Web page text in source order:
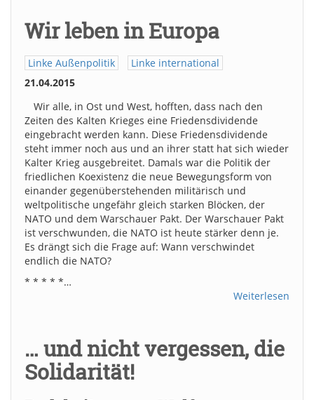
Wir leben in Europa
Linke Außenpolitik
Linke international
21.04.2015
Wir alle, in Ost und West, hofften, dass nach den
Zeiten des Kalten Krieges eine Friedensdividende
eingebracht werden kann. Diese Friedensdividende
steht immer noch aus und an ihrer statt hat sich wieder
Kalter Krieg ausgebreitet. Damals war die Politik der
friedlichen Koexistenz die neue Bewegungsform von
einander gegenüberstehenden militärisch und
weltpolitische ungefähr gleich starken Blöcken, der
NATO und dem Warschauer Pakt. Der Warschauer Pakt
ist verschwunden, die NATO ist heute stärker denn je.
Es drängt sich die Frage auf: Wann verschwindet
endlich die NATO?
* * * * *…
Weiterlesen
… und nicht vergessen, die
Solidarität!